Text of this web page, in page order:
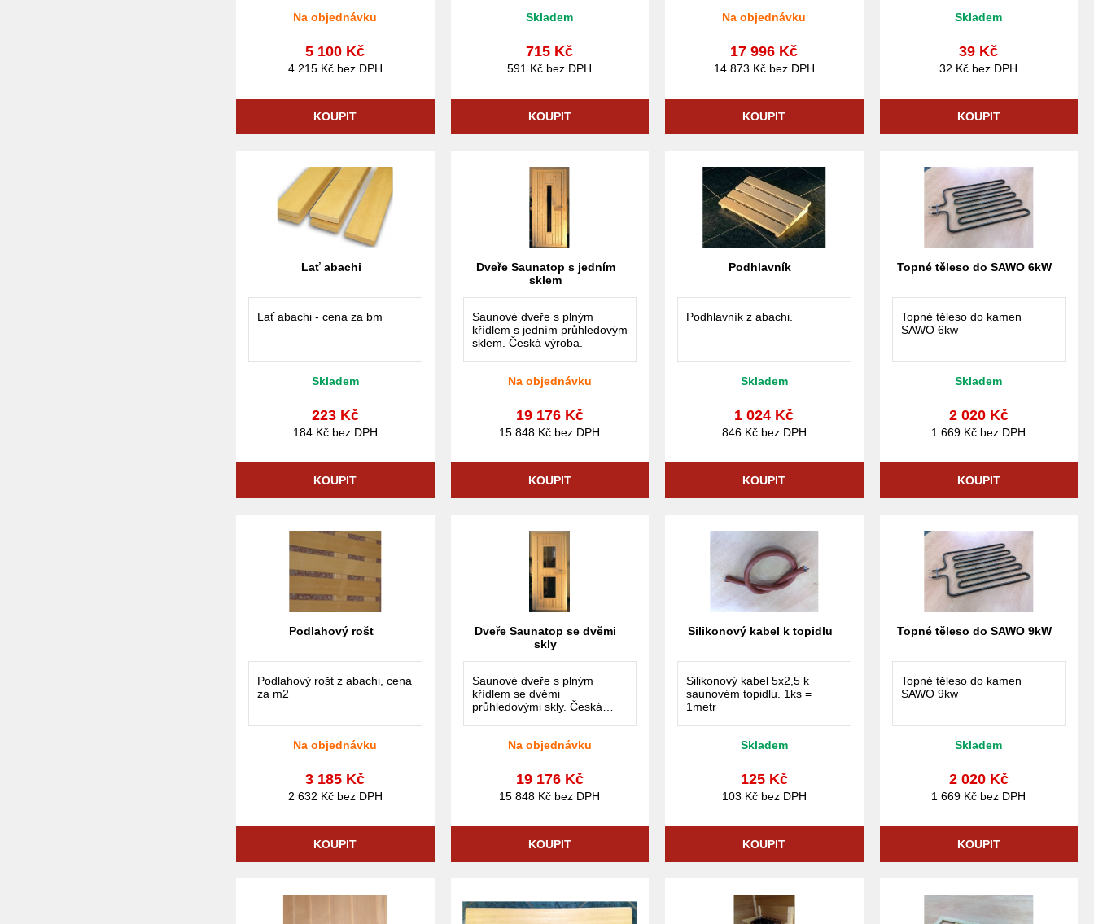
Na objednávku
5 100 Kč
4 215 Kč bez DPH
KOUPIT
Skladem
715 Kč
591 Kč bez DPH
KOUPIT
Na objednávku
17 996 Kč
14 873 Kč bez DPH
KOUPIT
Skladem
39 Kč
32 Kč bez DPH
KOUPIT
Lať abachi
Lať abachi - cena za bm
Skladem
223 Kč
184 Kč bez DPH
KOUPIT
Dveře Saunatop s jedním
sklem
Saunové dveře s plným
křídlem s jedním průhledovým
sklem. Česká výroba.
Na objednávku
19 176 Kč
15 848 Kč bez DPH
KOUPIT
Podhlavník
Podhlavník z abachi.
Skladem
1 024 Kč
846 Kč bez DPH
KOUPIT
Topné těleso do SAWO 6kW
Topné těleso do kamen
SAWO 6kw
Skladem
2 020 Kč
1 669 Kč bez DPH
KOUPIT
Podlahový rošt
Podlahový rošt z abachi, cena
za m2
Na objednávku
3 185 Kč
2 632 Kč bez DPH
KOUPIT
Dveře Saunatop se dvěmi
skly
Saunové dveře s plným
křídlem se dvěmi
průhledovými skly. Česká
Na objednávku
19 176 Kč
15 848 Kč bez DPH
KOUPIT
Silikonový kabel k topidlu
Silikonový kabel 5x2,5 k
saunovém topidlu. 1ks =
1metr
Skladem
125 Kč
103 Kč bez DPH
KOUPIT
Topné těleso do SAWO 9kW
Topné těleso do kamen
SAWO 9kw
Skladem
2 020 Kč
1 669 Kč bez DPH
KOUPIT